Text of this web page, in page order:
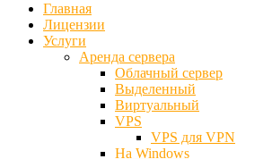
Главная
Лицензии
Услуги
Аренда сервера
Облачный сервер
Выделенный
Виртуальный
VPS
VPS для VPN
На Windows